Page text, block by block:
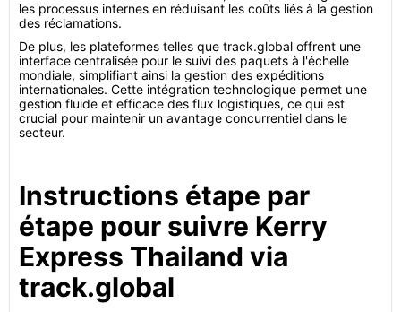
les processus internes en réduisant les coûts liés à la gestion
des réclamations.
De plus, les plateformes telles que track.global offrent une
interface centralisée pour le suivi des paquets à l'échelle
mondiale, simplifiant ainsi la gestion des expéditions
internationales. Cette intégration technologique permet une
gestion fluide et efficace des flux logistiques, ce qui est
crucial pour maintenir un avantage concurrentiel dans le
secteur.
Instructions étape par
étape pour suivre Kerry
Express Thailand via
track.global